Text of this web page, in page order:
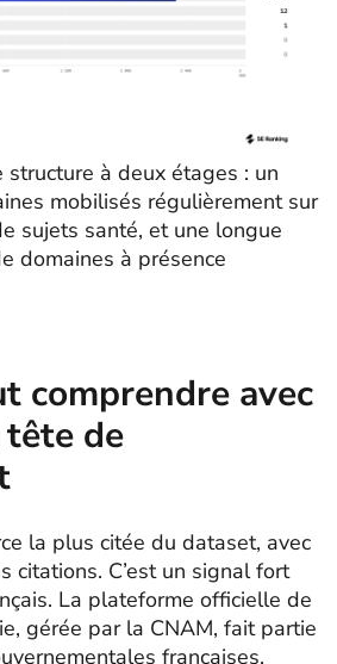
à deux étages : un
mobilisés régulièrement sur
sujets santé, et une longue
domaines à présence
comprendre avec
de
la plus citée du dataset, avec
citations. C’est un signal fort
La plateforme officielle de
gérée par la CNAM, fait partie
françaises,